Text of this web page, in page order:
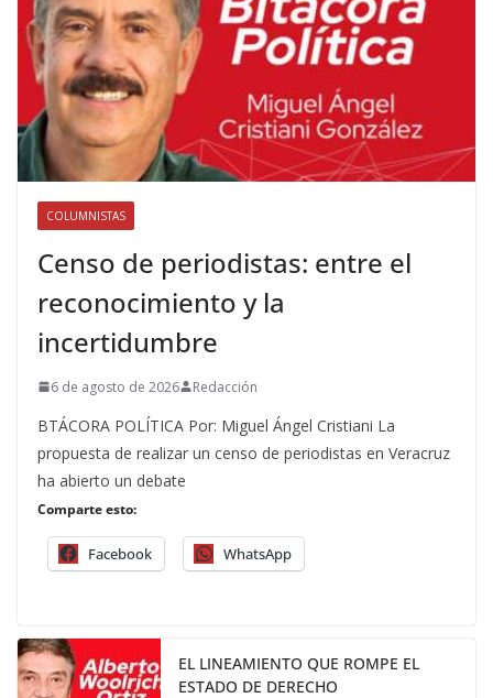
COLUMNISTAS
Censo de periodistas: entre el
reconocimiento y la
incertidumbre
6 de agosto de 2026 Redacción
BTÁCORA POLÍTICA Por: Miguel Ángel Cristiani La
propuesta de realizar un censo de periodistas en Veracruz
ha abierto un debate
Comparte esto:
Facebook WhatsApp
EL LINEAMIENTO QUE ROMPE EL
ESTADO DE DERECHO